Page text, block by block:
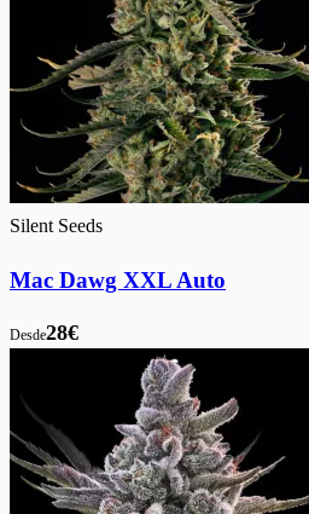
Silent Seeds
Mac Dawg XXL Auto
Desde28€